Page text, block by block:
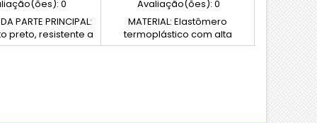
0
PARTE PRINCIPAL:
preto, resistente a
óleos, graxas e
Avaliação(ões): 0
MATERIAL: Elastômero
termoplástico com alta
resistência mecânica, cor